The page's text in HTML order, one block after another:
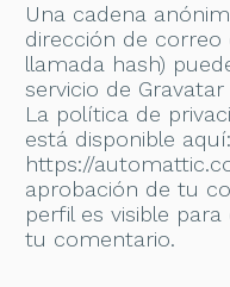
Una cadena
dirección de
llamada hash)
servicio de
La política de
está disponible aquí:
https://
aprobación de tu
perfil es visible
tu comentario.